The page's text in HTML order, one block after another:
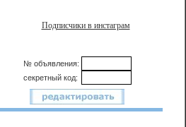
Подписчики в инстаграм
№ объявления:
секретный код: